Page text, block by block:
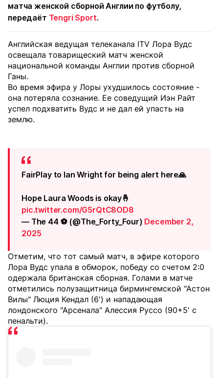
матча женской сборной Англии по футболу,
передаёт Tengri Sport.
Английская ведущая телеканала ITV Лора Вудс
освещала товарищеский матч женской
национальной команды Англии против сборной
Ганы.
Во время эфира у Лоры ухудшилось состояние -
она потеряла сознание. Ее соведущий Иэн Райт
успел подхватить Вудс и не дал ей упасть на
землю.
FairPlay to Ian Wright for being alert here🙏
Hope Laura Woods is okay🤞
pic.twitter.com/G5rQtC8OD8
— The 44 ⚽️ (@The_Forty_Four) December 2,
2025
Отметим, что тот самый матч, в эфире которого
Лора Вудс упала в обморок, победу со счетом 2:0
одержала британская сборная. Голами в матче
отметились полузащитница бирмингемской "Астон
Вилы" Люция Кендал (6') и нападающая
лондонского "Арсенала" Алессия Руссо (90+5' с
пенальти).